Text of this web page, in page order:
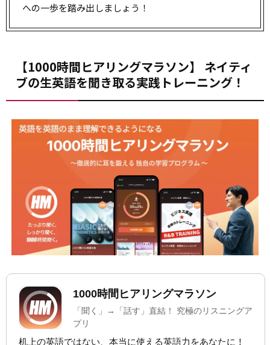
への一歩を踏み出しましょう！
【1000時間ヒアリングマラソン】 ネイティ
ブの生英語を聞き取る実践トレーニング！